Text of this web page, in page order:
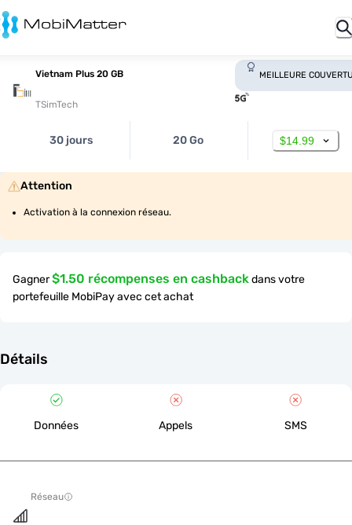
Vietnam Plus 20 GB
TSimTech
MEILLEURE
30 jours 20 Go $14.99
Attention
Activation à la connexion réseau.
Gagner$1.50 récompenses en cashbackdans votre
portefeuille MobiPay avec cet achat
Détails
Données Appels SMS
Réseau